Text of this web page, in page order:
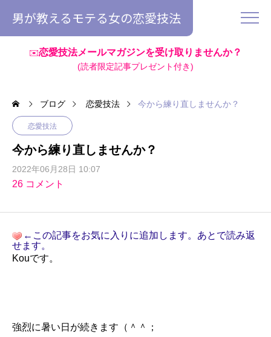
男が教えるモテる女の恋愛技法
✉️恋愛技法メールマガジンを受け取りませんか？
(読者限定記事プレゼント付き)
ブログ 恋愛技法 今から練り直しませんか？
恋愛技法
今から練り直しませんか？
2022年06月28日 10:07
26 コメント
←この記事をお気に入りに追加します。あとで読み返
せます。
Kouです。
強烈に暑い日が続きます（＾＾；